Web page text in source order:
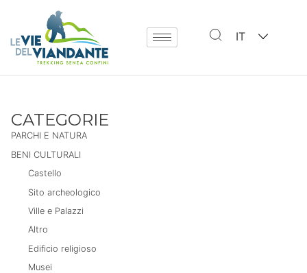
IT
CATEGORIE
PARCHI E NATURA
BENI CULTURALI
Castello
Sito archeologico
Ville e Palazzi
Altro
Edificio religioso
Musei